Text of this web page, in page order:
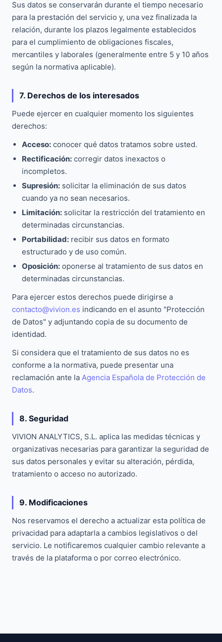
Sus datos se conservarán durante el tiempo necesario
para la prestación del servicio y, una vez finalizada la
relación, durante los plazos legalmente establecidos
para el cumplimiento de obligaciones fiscales,
mercantiles y laborales (generalmente entre 5 y 10 años
según la normativa aplicable).
7. Derechos de los interesados
Puede ejercer en cualquier momento los siguientes
derechos:
Acceso: conocer qué datos tratamos sobre usted.
Rectificación: corregir datos inexactos o
incompletos.
Supresión: solicitar la eliminación de sus datos
cuando ya no sean necesarios.
Limitación: solicitar la restricción del tratamiento en
determinadas circunstancias.
Portabilidad: recibir sus datos en formato
estructurado y de uso común.
Oposición: oponerse al tratamiento de sus datos en
determinadas circunstancias.
Para ejercer estos derechos puede dirigirse a
contacto@vivion.es indicando en el asunto "Protección
de Datos" y adjuntando copia de su documento de
identidad.
Si considera que el tratamiento de sus datos no es
conforme a la normativa, puede presentar una
reclamación ante la Agencia Española de Protección de
Datos.
8. Seguridad
VIVION ANALYTICS, S.L. aplica las medidas técnicas y
organizativas necesarias para garantizar la seguridad de
sus datos personales y evitar su alteración, pérdida,
tratamiento o acceso no autorizado.
9. Modificaciones
Nos reservamos el derecho a actualizar esta política de
privacidad para adaptarla a cambios legislativos o del
servicio. Le notificaremos cualquier cambio relevante a
través de la plataforma o por correo electrónico.